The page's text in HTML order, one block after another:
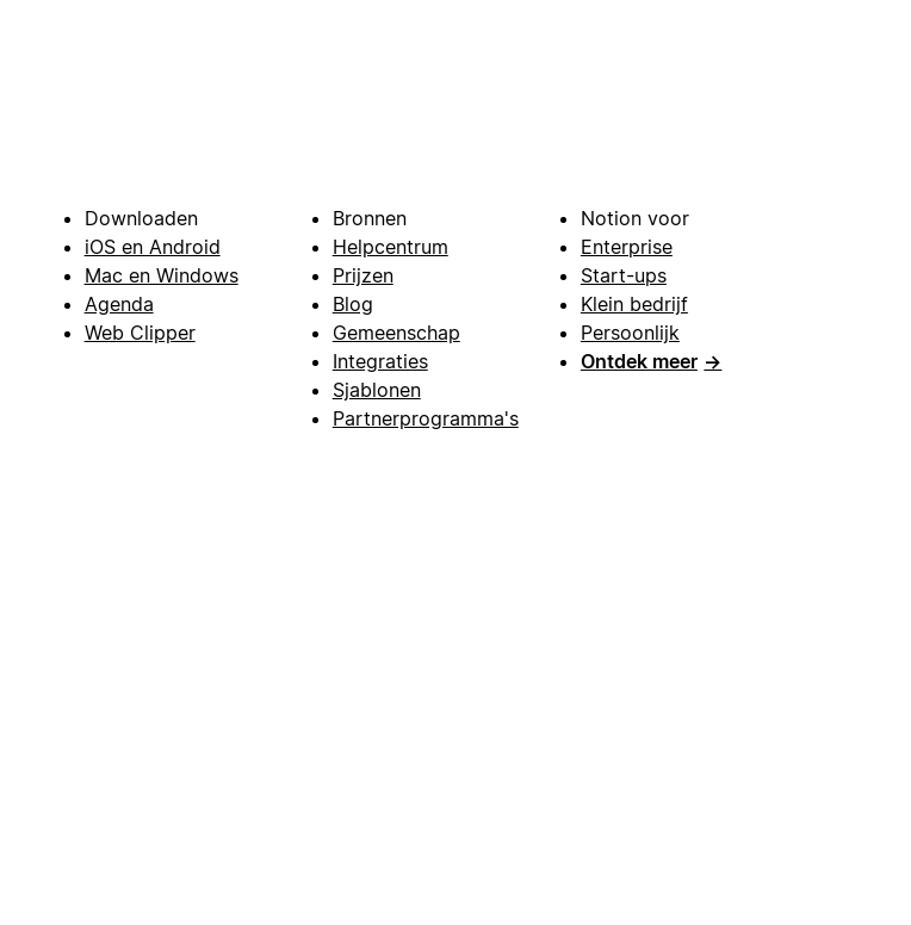
Downloaden
iOS en Android
Mac en Windows
Agenda
Web Clipper
Bronnen
Helpcentrum
Prijzen
Blog
Gemeenschap
Integraties
Sjablonen
Partnerprogramma's
Notion voor
Enterprise
Start-ups
Klein bedrijf
Persoonlijk
Ontdek meer →